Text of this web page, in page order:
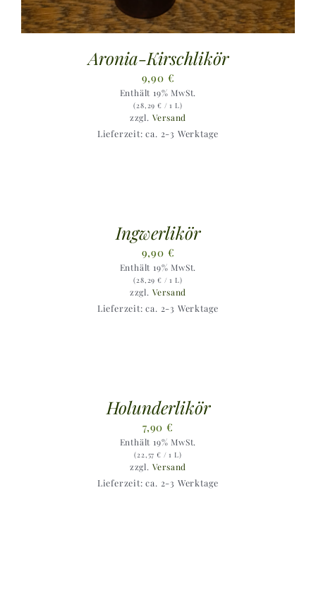
Aronia-Kirschlikör
9,90 €
Enthält 19% MwSt.
(28,29€ / 1 L)
zzgl. Versand
Lieferzeit: ca. 2-3 Werktage
Ingwerlikör
9,90 €
Enthält 19% MwSt.
(28,29€ / 1 L)
zzgl. Versand
Lieferzeit: ca. 2-3 Werktage
Holunderlikör
7,90€
Enthält 19% MwSt.
(22,57€ / 1 L)
zzgl. Versand
Lieferzeit: ca. 2-3 Werktage